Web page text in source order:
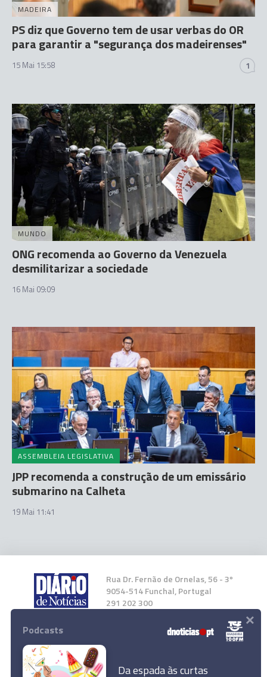
MADEIRA
PS diz que Governo tem de usar verbas do OR
para garantir a "segurança dos madeirenses"
15 Mai 15:58 1
MUNDO
ONG recomenda ao Governo da Venezuela
desmilitarizar a sociedade
16 Mai 09:09
ASSEMBLEIA LEGISLATIVA
JPP recomenda a construção de um emissário
submarino na Calheta
19 Mai 11:41
Rua Dr. Fernão de Ornelas, 56 - 3º
9054-514 Funchal, Portugal
291 202 300
Instale a nossa App
Podcasts
Da espada às curtas
×